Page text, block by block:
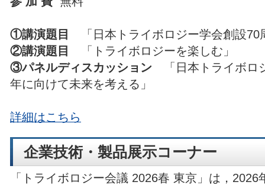
①講演題目
「日本トライボロジー学会創設
②講演題目
「トライボロジーを楽しむ」
③パネルディスカッション
「日本トライボ
年に向けて未来を考える」
詳細はこちら
企業技術・製品展示コーナー
「トライボロジー会議 2026春 東京」は，